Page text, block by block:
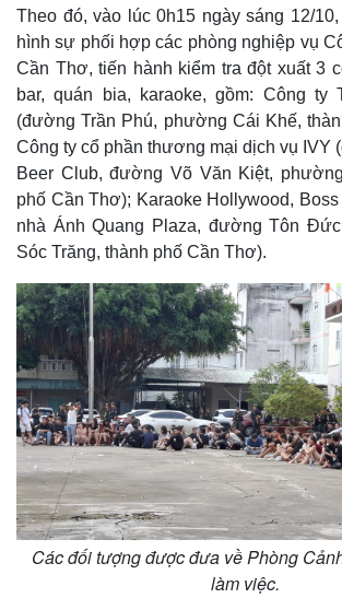
Theo đó, vào lúc 0h15 ngày sáng 12/
hình sự phối hợp các phòng nghiệp vụ
Cần Thơ, tiến hành kiểm tra đột xuất 3
bar, quán bia, karaoke, gồm: Công ty
(đường Trần Phú, phường Cái Khế,
Công ty cổ phần thương mại dịch vụ IVY
Beer Club, đường Võ Văn Kiệt,
phố Cần Thơ); Karaoke Hollywood, Boss
nhà Ánh Quang Plaza, đường Tôn
Sóc Trăng, thành phố Cần Thơ).
Các đối tượng được đưa về Phòng
làm việc.